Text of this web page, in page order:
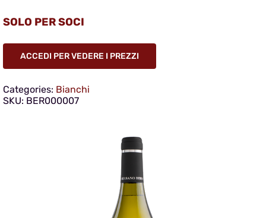
SOLO PER SOCI
ACCEDI PER VEDERE I PREZZI
Categories: Bianchi
SKU: BER000007